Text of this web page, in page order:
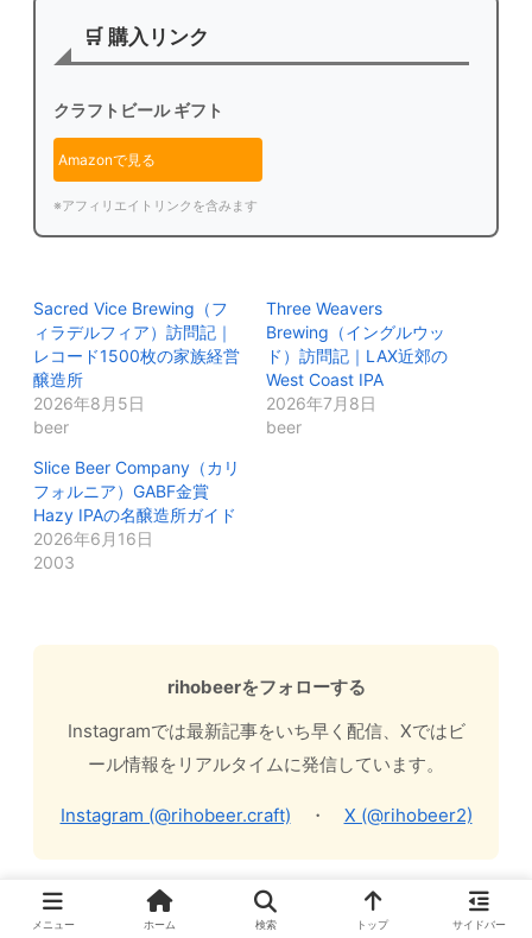
🛒 購入リンク
クラフトビール ギフト
Amazonで見る
※アフィリエイトリンクを含みます
Sacred Vice Brewing（フ
ィラデルフィア）訪問記｜
レコード1500枚の家族経営
醸造所
2026年8月5日
beer
Three Weavers
Brewing（イングルウッ
ド）訪問記｜LAX近郊の
West Coast IPA
2026年7月8日
beer
Slice Beer Company（カリ
フォルニア）GABF金賞
Hazy IPAの名醸造所ガイド
2026年6月16日
2003
rihobeerをフォローする
Instagramでは最新記事をいち早く配信、Xではビ
ール情報をリアルタイムに発信しています。
Instagram (@rihobeer.craft) ・ X (@rihobeer2)
メニュー ホーム 検索 トップ サイドバー